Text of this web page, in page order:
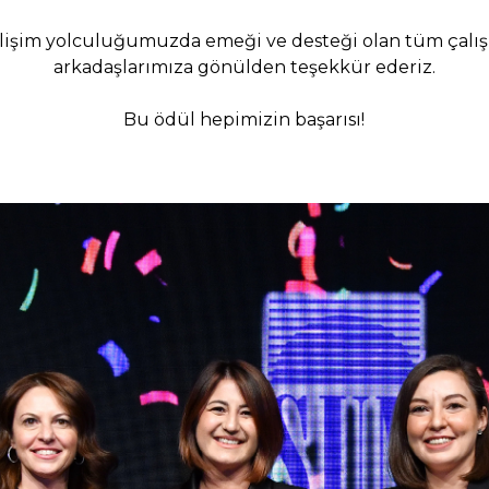
yolculuğumuzda emeği ve desteği olan tüm
arkadaşlarımıza gönülden teşekkür ederiz.
Bu ödül hepimizin başarısı!